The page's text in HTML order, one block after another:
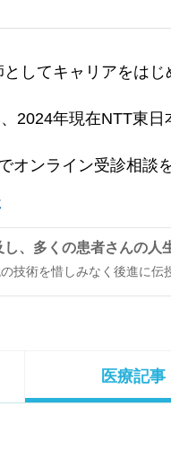
してキャリアをは
2024年現在NTT東
オンライン受診相談
、多くの患者さんの人
技術を惜しみなく後進に伝
医療記事